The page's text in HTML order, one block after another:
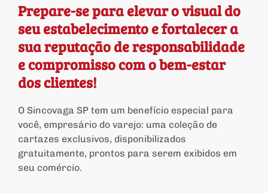
Prepare-se para elevar o visual do
seu estabelecimento e fortalecer a
sua reputação de responsabilidade
e compromisso com o bem-estar
dos clientes!
O Sincovaga SP tem um benefício especial para
você, empresário do varejo: uma coleção de
cartazes exclusivos, disponibilizados
gratuitamente, prontos para serem exibidos em
seu comércio.